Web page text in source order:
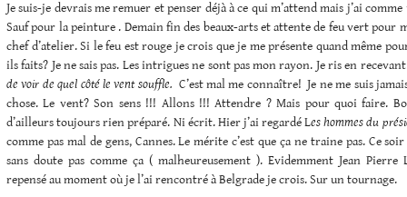
Je suis-je devrais me remuer et penser déjà à ce qui m’attend mais j’ai
Sauf pour la peinture . Demain fin des beaux-arts et attente de feu vert pour
chef d’atelier. Si le feu est rouge je crois que je me présente quand même
ils faits? Je ne sais pas. Les intrigues ne sont pas mon rayon. Je ris en
de voir de quel côté le vent souffle. C’est mal me connaître! Je ne me suis
chose. Le vent? Son sens !!! Allons !!! Attendre ? Mais pour quoi faire.
d’ailleurs toujours rien préparé. Ni écrit. Hier j’ai regardé Les hommes du
comme pas mal de gens, Cannes. Le mérite c’est que ça ne traine pas. Ce
sans doute pas comme ça ( malheureusement ). Evidemment Jean Pierre
repensé au moment où je l’ai rencontré à Belgrade je crois. Sur un tournage.